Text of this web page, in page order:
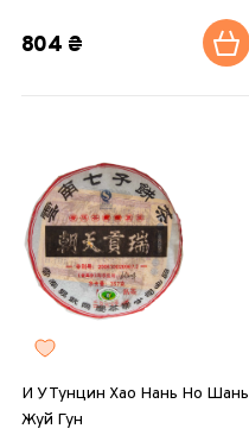
804 ₴
И У Тунцин Хао Нань Но Шань
Жуй Гун